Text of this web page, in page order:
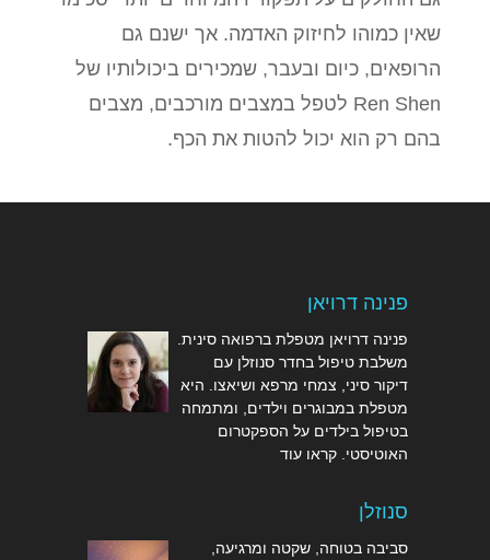
שאין כמוהו לחיזוק האדמה. אך ישנם גם
הרופאים, כיום ובעבר, שמכירים ביכולותיו של
Ren Shen לטפל במצבים מורכבים, מצבים
בהם רק הוא יכול להטות את הכף.
פנינה דרויאן
פנינה דרויאן מטפלת ברפואה סינית.
משלבת טיפול בחדר סנוזלן עם
דיקור סיני, צמחי מרפא ושיאצו. היא
מטפלת במבוגרים וילדים, ומתמחה
בטיפול בילדים על הספקטרום
האוטיסטי. קראו עוד
סנוזלן
סביבה בטוחה, שקטה ומרגיעה,